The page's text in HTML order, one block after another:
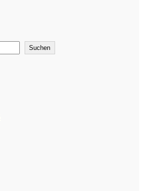
Suchen